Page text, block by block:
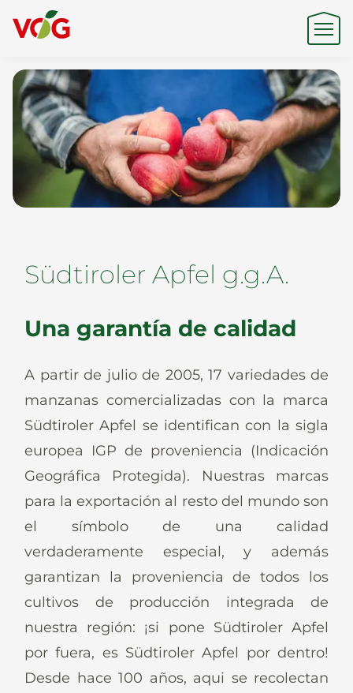
Origen
Experiencia
Productos y Marcas
Noticias
Es De It En
Südtiroler Apfel g.g.A.
Una garantía de calidad
A partir de julio de 2005, 17 variedades de
manzanas comercializadas con la marca
Südtiroler Apfel se identifican con la sigla
europea IGP de proveniencia (Indicación
Geográfica Protegida). Nuestras marcas
para la exportación al resto del mundo son
el símbolo de una calidad
verdaderamente especial, y además
garantizan la proveniencia de todos los
cultivos de producción integrada de
nuestra región: ¡si pone Südtiroler Apfel
por fuera, es Südtiroler Apfel por dentro!
Desde hace 100 años, aqui se recolectan